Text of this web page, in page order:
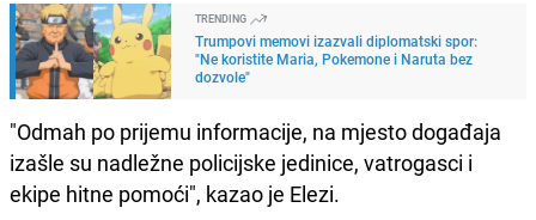
TRENDING
Trumpovi memovi izazvali diplomatski spor:
"Ne koristite Maria, Pokemone i Naruta bez
dozvole"
"Odmah po prijemu informacije, na mjesto događaja
izašle su nadležne policijske jedinice, vatrogasci i
ekipe hitne pomoći", kazao je Elezi.